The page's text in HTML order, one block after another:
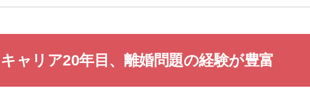
キャリア20年目、離婚問題の経験が豊富